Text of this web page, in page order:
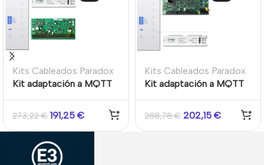
Kits Cableados Paradox
Kit adaptación a MQTT
Módulo IP180 , Módulo
PCS265V8
273,22€ 191,25 €
Kits Cableados Paradox
Kit adaptación a MQTT
Módulo IP180 , Módulo
PCS265V8
288,78€ 202,15 €